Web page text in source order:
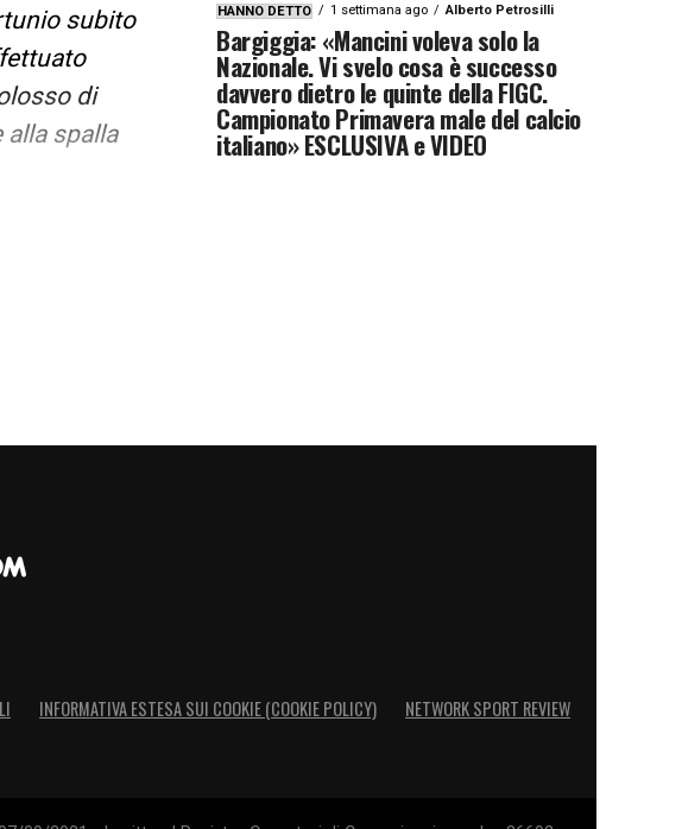
subito
di
alla spalla
HANNO DETTO 1 settimana ago Alberto Petrosilli
Bargiggia: «Mancini voleva solo la
Nazionale. Vi svelo cosa è successo
davvero dietro le quinte della FIGC.
Campionato Primavera male del calcio
italiano» ESCLUSIVA e VIDEO
INFORMATIVA ESTESA SUI COOKIE (COOKIE POLICY) NETWORK SPORT REVIEW